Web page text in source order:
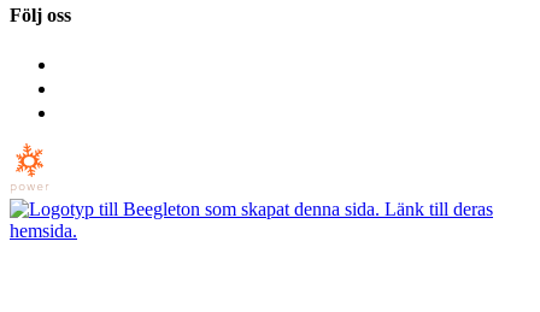
Följ oss